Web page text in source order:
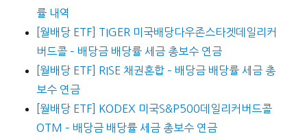
률 내역
[월배당 ETF] TIGER 미국배당다우존스타겟데일리커
버드콜 – 배당금 배당률 세금 총보수 연금
[월배당 ETF] RISE 채권혼합 – 배당금 배당률 세금 총
보수 연금
[월배당 ETF] KODEX 미국S&P500데일리커버드콜
OTM – 배당금 배당률 세금 총보수 연금